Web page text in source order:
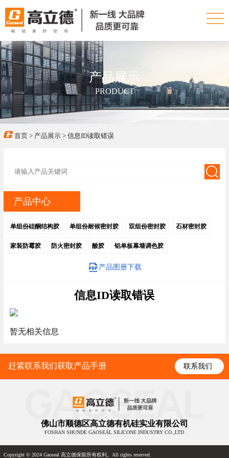
产品展示
PRODUCT
首页> 产品展示> 信息ID读取错误
产品中心
单组份硅酮结构胶 单组份耐候密封胶 双组份密封胶 石材密封胶
家装防霉胶 防火密封胶 酸胶 铝单板幕墙调色胶
产品图册下载
信息ID读取错误
暂无相关信息
赶紧联系我们获取产品手册 联系我们
佛山市顺德区高立德有机硅实业有限公司
FOSHAN SHUNDE GAOSEAL SILICONE INDUSTRY CO.,LTD
Copyright © 2024 Gaoseal 高立德保留所有权利。All rights reserved.